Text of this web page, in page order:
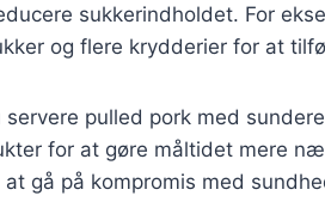
sukkerindholdet. For
og flere krydderier for at
servere pulled pork med
for at gøre måltidet mere
gå på kompromis med